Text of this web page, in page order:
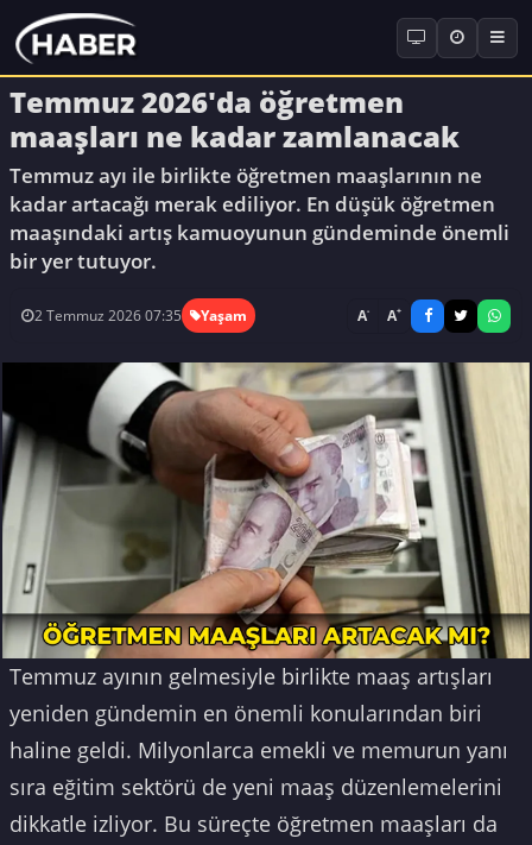
Temmuz 2026'da öğretmen
maaşları ne kadar zamlanacak
Temmuz ayı ile birlikte öğretmen maaşlarının ne
kadar artacağı merak ediliyor. En düşük öğretmen
maaşındaki artış kamuoyunun gündeminde önemli
bir yer tutuyor.
2 Temmuz 2026 07:35 Yaşam A- A+
Temmuz ayının gelmesiyle birlikte maaş artışları
yeniden gündemin en önemli konularından biri
haline geldi. Milyonlarca emekli ve memurun yanı
sıra eğitim sektörü de yeni maaş düzenlemelerini
dikkatle izliyor. Bu süreçte öğretmen maaşları da